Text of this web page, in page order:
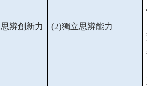
思辨創新力 (2)獨立思辨能力